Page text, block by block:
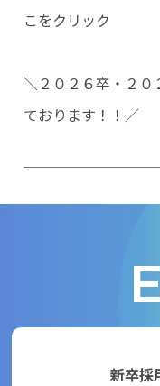
こをクリック
＼２０２６卒・２
ております！！／
新卒採